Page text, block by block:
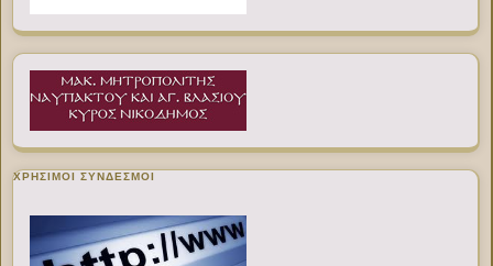
ΧΡΉΣΙΜΟΙ ΣΎΝΔΕΣΜΟΙ